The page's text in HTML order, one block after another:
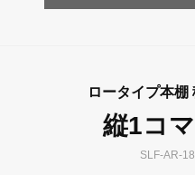
ロータイプ本棚
縦1コ
SLF-AR-